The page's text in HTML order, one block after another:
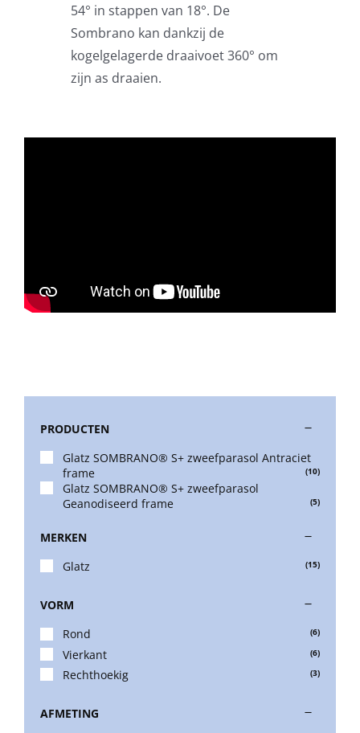
Glatz parasoldoeken
Glatz stofstalen collectie Sampleboeken
54° in stappen van 18°. De
Sombrano kan dankzij de
kogelgelagerde draaivoet 360° om
zijn as draaien.
PRODUCTEN
Glatz SOMBRANO® S+ zweefparasol Antraciet
frame
(10)
Glatz SOMBRANO® S+ zweefparasol
Geanodiseerd frame
(5)
MERKEN
Glatz
(15)
VORM
Rond
(6)
Vierkant (6)
Rechthoekig (3)
AFMETING